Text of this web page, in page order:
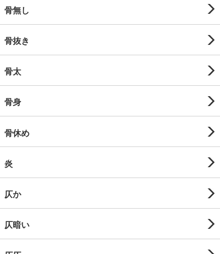
骨無し
骨抜き
骨太
骨身
骨休め
炎
仄か
仄暗い